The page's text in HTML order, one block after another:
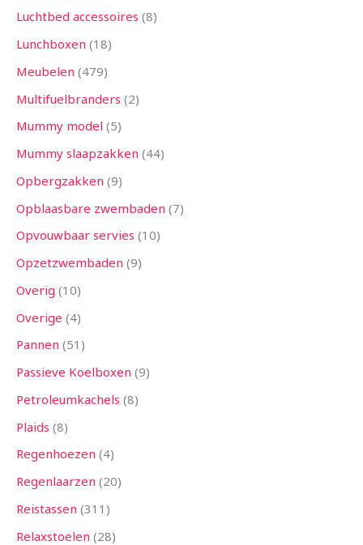
Luchtbed accessoires 8
Lunchboxen 18
Meubelen 479
Multifuelbranders 2
Mummy model 5
Mummy slaapzakken 44
Opbergzakken 9
Opblaasbare zwembaden 7
Opvouwbaar servies 10
Opzetzwembaden 9
Overig 10
Overige 4
Pannen 51
Passieve Koelboxen 9
Petroleumkachels 8
Plaids 8
Regenhoezen 4
Regenlaarzen 20
Reistassen 311
Relaxstoelen 28